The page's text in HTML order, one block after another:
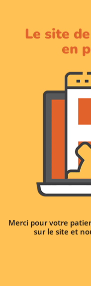
Le site
en
Merci pour votre
sur le site et